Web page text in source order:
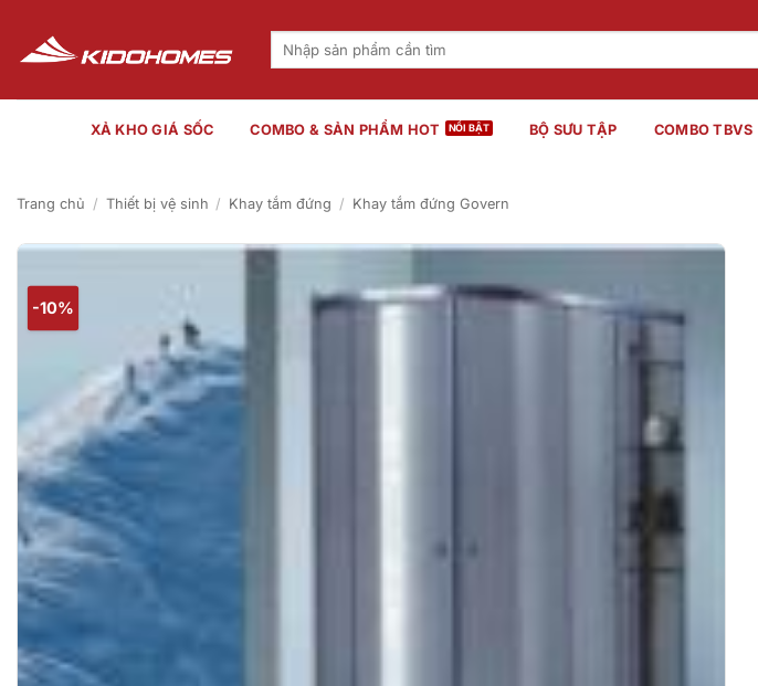
nội
dung
Tìm
XẢ KHO GIÁ SỐC COMBO & SẢN PHẨM HOT BỘ SƯU TẬP COMBO TBVS
Trang chủ / Thiết bị vệ sinh / Khay tắm đứng / Khay tắm đứng Govern
-10%